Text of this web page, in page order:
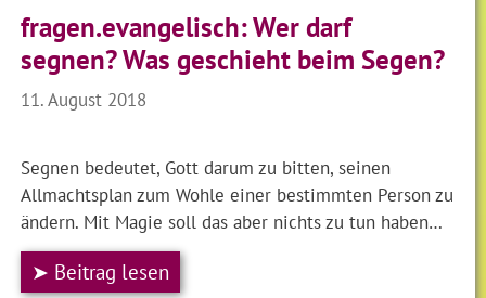
fragen.evangelisch: Wer darf
segnen? Was geschieht beim Segen?
11. August 2018
Segnen bedeutet, Gott darum zu bitten, seinen
Allmachtsplan zum Wohle einer bestimmten Person zu
ändern. Mit Magie soll das aber nichts zu tun haben…
➤ Beitrag lesen